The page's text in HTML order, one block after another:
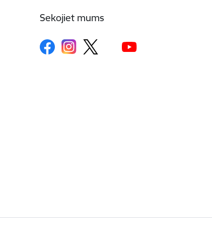
Sekojiet mums